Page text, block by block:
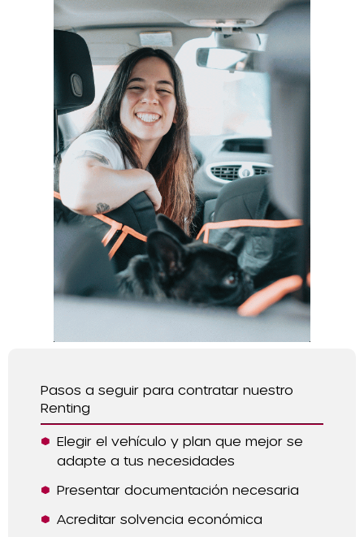
Pasos a seguir para contratar nuestro
Renting
Elegir el vehículo y plan que mejor se
adapte a tus necesidades
Presentar documentación necesaria
Acreditar solvencia económica